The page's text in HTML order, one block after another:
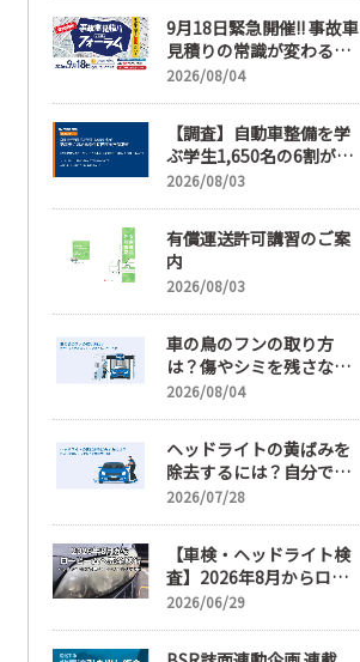
9月18日緊急開催!! 事故車
見積りの常識が変わる
「事故車見積りフォーラ
2026/08/04
【調査】自動車整備を学
ぶ学生1,650名の6割が就
職先選びで「給与」を最
日以上」希望も66.3%
2026/08/03
有償運送許可講習のご案
内
2026/08/03
車の鳥のフンの取り方
は？傷やシミを残さない
正しい落とし方と予防策
2026/08/04
ヘッドライトの黄ばみを
除去するには？自分で綺
麗にする手順と業者費用
2026/07/28
【車検・ヘッドライト検
査】2026年8月からロー
ビームへ完全移行、ヘッ
ーティングも重要に
2026/06/29